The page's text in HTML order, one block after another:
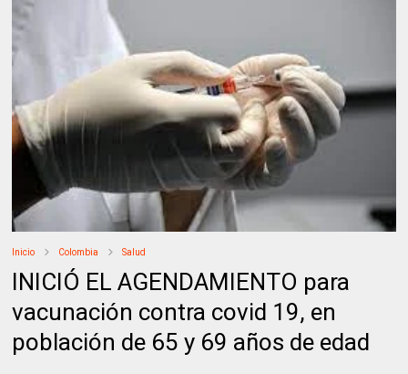
Inicio Colombia Salud
INICIÓ EL AGENDAMIENTO para
vacunación contra covid 19, en
población de 65 y 69 años de edad